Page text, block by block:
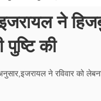
ने
की
ने रविवार को